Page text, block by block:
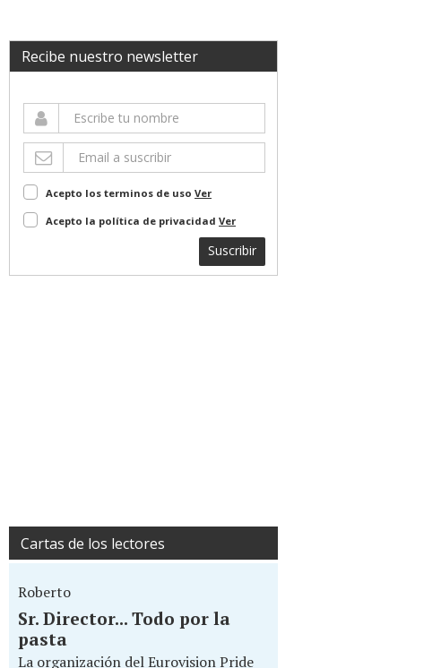
Recibe nuestro newsletter
Acepto los terminos de uso Ver
Acepto la política de privacidad Ver
Suscribir
Cartas de los lectores
Roberto
Sr. Director... Todo por la
pasta
La organización del Eurovision Pride